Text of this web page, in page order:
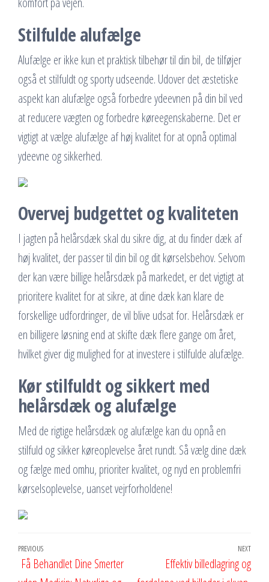
Stilfulde alufælge
Alufælge er ikke kun et praktisk tilbehør til din bil, de tilføjer
også et stilfuldt og sporty udseende. Udover det æstetiske
aspekt kan alufælge også forbedre ydeevnen på din bil ved
at reducere vægten og forbedre køreegenskaberne. Det er
vigtigt at vælge alufælge af høj kvalitet for at opnå optimal
ydeevne og sikkerhed.
Overvej budgettet og kvaliteten
I jagten på helårsdæk skal du sikre dig, at du finder dæk af
høj kvalitet, der passer til din bil og dit kørselsbehov. Selvom
der kan være billige helårsdæk på markedet, er det vigtigt at
prioritere kvalitet for at sikre, at dine dæk kan klare de
forskellige udfordringer, de vil blive udsat for. Helårsdæk er
en billigere løsning end at skifte dæk flere gange om året,
hvilket giver dig mulighed for at investere i stilfulde alufælge.
Kør stilfuldt og sikkert med
helårsdæk og alufælge
Med de rigtige helårsdæk og alufælge kan du opnå en
stilfuld og sikker køreoplevelse året rundt. Så vælg dine dæk
og fælge med omhu, prioriter kvalitet, og nyd en problemfri
kørselsoplevelse, uanset vejrforholdene!
Indlægsnavigation
Previous
Post
PREVIOUS
Få Behandlet Dine Smerter
Next
Post
NEXT
Effektiv billedlagring og